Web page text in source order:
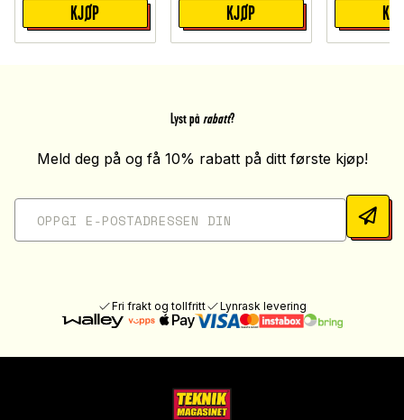
KJØP KJØP
Lyst på rabatt?
Meld deg på og få 10% rabatt på ditt første kjøp!
Fri frakt og tollfritt Lynrask levering